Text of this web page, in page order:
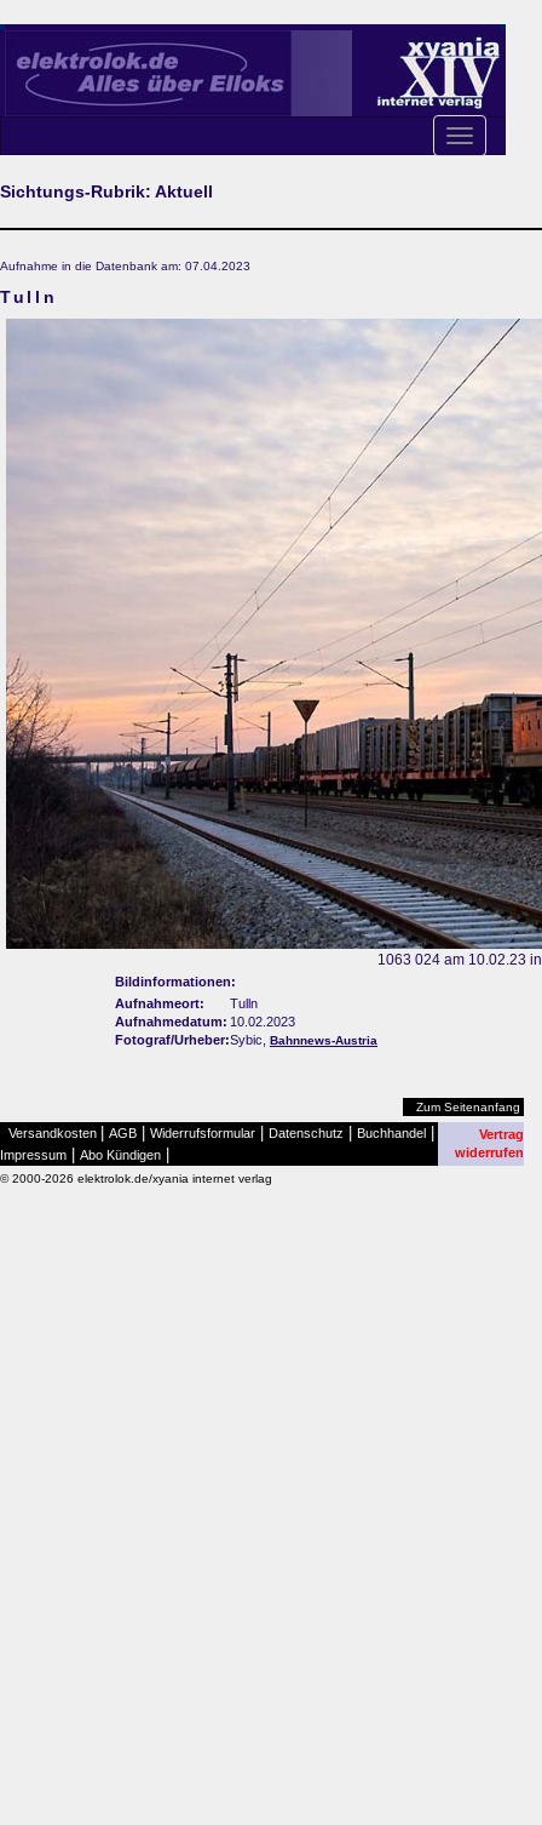
Toggle
navigation
Sichtungs-Rubrik: Aktuell
Aufnahme in die Datenbank am: 07.04.2023
Tulln
1063 024 am 10.02.23
Bildinformationen:
Aufnahmeort:
Tulln
Aufnahmedatum: 10.02.2023
Fotograf/Urheber:Sybic, Bahnnews-Austria
Zum Seitenanfang
Versandkosten AGB Widerrufsformular Datenschutz Buchhandel
Impressum Abo Kündigen
Vertrag
widerrufen
© 2000-2026 elektrolok.de/xyania internet verlag